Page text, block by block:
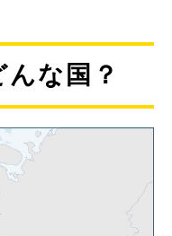
な国？